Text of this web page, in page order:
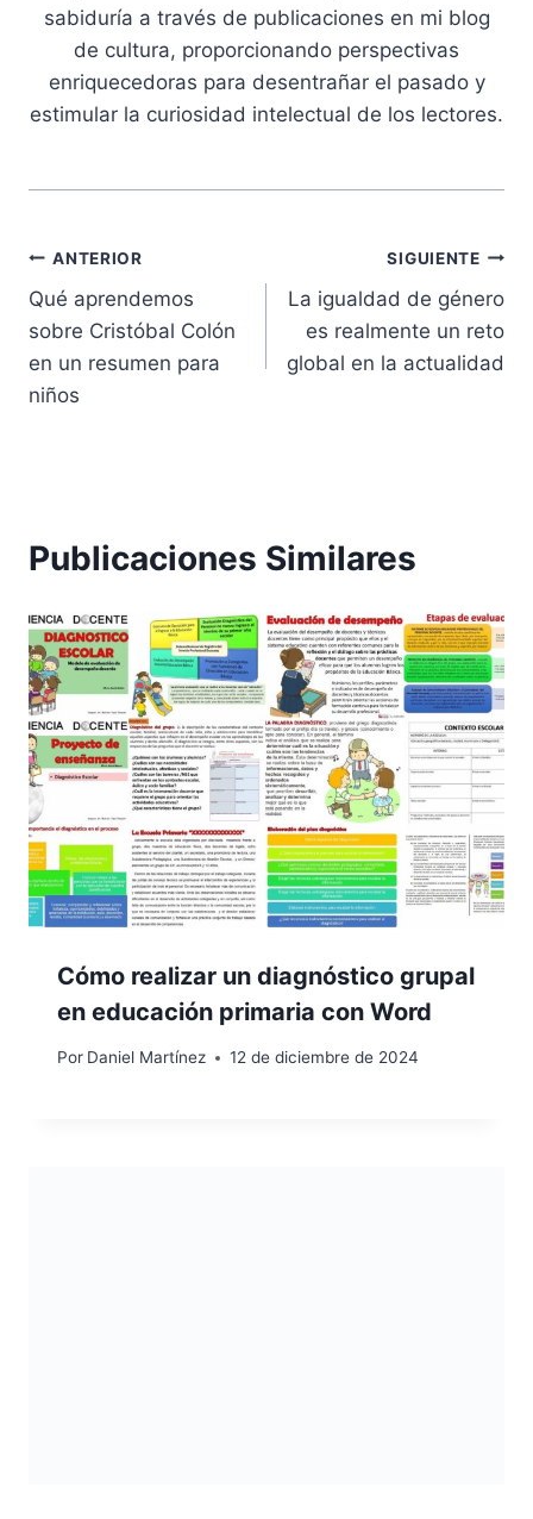
sabiduría a través de publicaciones en mi blog
de cultura, proporcionando perspectivas
enriquecedoras para desentrañar el pasado y
estimular la curiosidad intelectual de los lectores.
Navegación
de
entradas
ANTERIOR
Qué aprendemos
sobre Cristóbal Colón
en un resumen para
niños
SIGUIENTE
La igualdad de género
es realmente un reto
global en la actualidad
Publicaciones Similares
Cómo realizar un diagnóstico grupal
en educación primaria con Word
Por Daniel Martínez 12 de diciembre de 2024